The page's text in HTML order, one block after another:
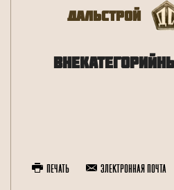
Дальстрой
Печать Электронная почта